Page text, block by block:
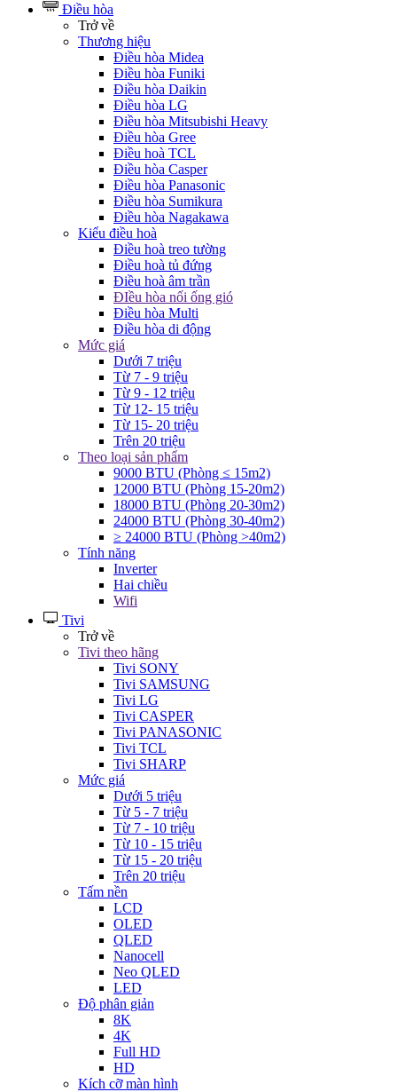
Điều hòa
Trở về
Thương hiệu
Điều hòa Midea
Điều hòa Funiki
Điều hòa Daikin
Điều hòa LG
Điều hòa Mitsubishi Heavy
Điều hòa Gree
Điều hoà TCL
Điều hòa Casper
Điều hòa Panasonic
Điều hòa Sumikura
Điều hòa Nagakawa
Kiểu điều hoà
Điều hoà treo tường
Điều hoà tủ đứng
Điều hoà âm trần
ĐIều hòa nối ống gió
Điều hòa Multi
Điều hòa di động
Mức giá
Dưới 7 triệu
Từ 7 - 9 triệu
Từ 9 - 12 triệu
Từ 12- 15 triệu
Từ 15- 20 triệu
Trên 20 triệu
Theo loại sản phẩm
9000 BTU (Phòng ≤ 15m2)
12000 BTU (Phòng 15-20m2)
18000 BTU (Phòng 20-30m2)
24000 BTU (Phòng 30-40m2)
≥ 24000 BTU (Phòng >40m2)
Tính năng
Inverter
Hai chiều
Wifi
Tivi
Trở về
Tivi theo hãng
Tivi SONY
Tivi SAMSUNG
Tivi LG
Tivi CASPER
Tivi PANASONIC
Tivi TCL
Tivi SHARP
Mức giá
Dưới 5 triệu
Từ 5 - 7 triệu
Từ 7 - 10 triệu
Từ 10 - 15 triệu
Từ 15 - 20 triệu
Trên 20 triệu
Tấm nền
LCD
OLED
QLED
Nanocell
Neo QLED
LED
Độ phân giản
8K
4K
Full HD
HD
Kích cỡ màn hình